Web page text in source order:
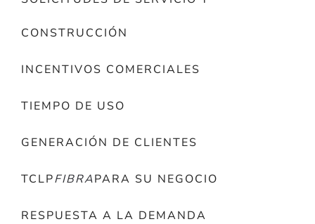
CONSTRUCCIÓN
INCENTIVOS COMERCIALES
TIEMPO DE USO
GENERACIÓN DE CLIENTES
TCLPFIBRAPARA SU NEGOCIO
RESPUESTA A LA DEMANDA